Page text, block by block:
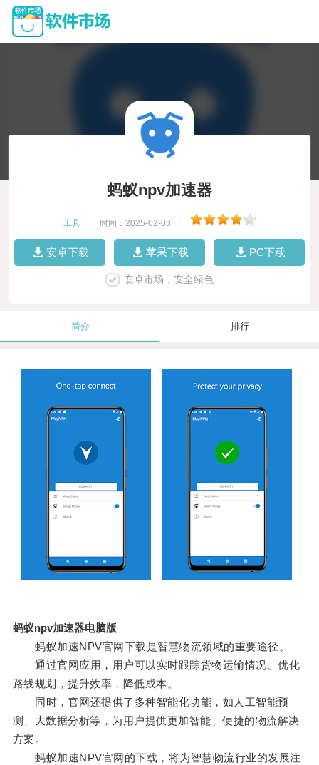
蚂蚁npv加速器
工具 时间：2025-02-03
安卓下载 苹果下载 PC下载
安卓市场，安全绿色
简介 排行
蚂蚁npv加速器电脑版
蚂蚁加速NPV官网下载是智慧物流领域的重要途径。
通过官网应用，用户可以实时跟踪货物运输情况、优化
路线规划，提升效率，降低成本。
同时，官网还提供了多种智能化功能，如人工智能预
测、大数据分析等，为用户提供更加智能、便捷的物流解决
方案。
蚂蚁加速NPV官网的下载，将为智慧物流行业的发展注